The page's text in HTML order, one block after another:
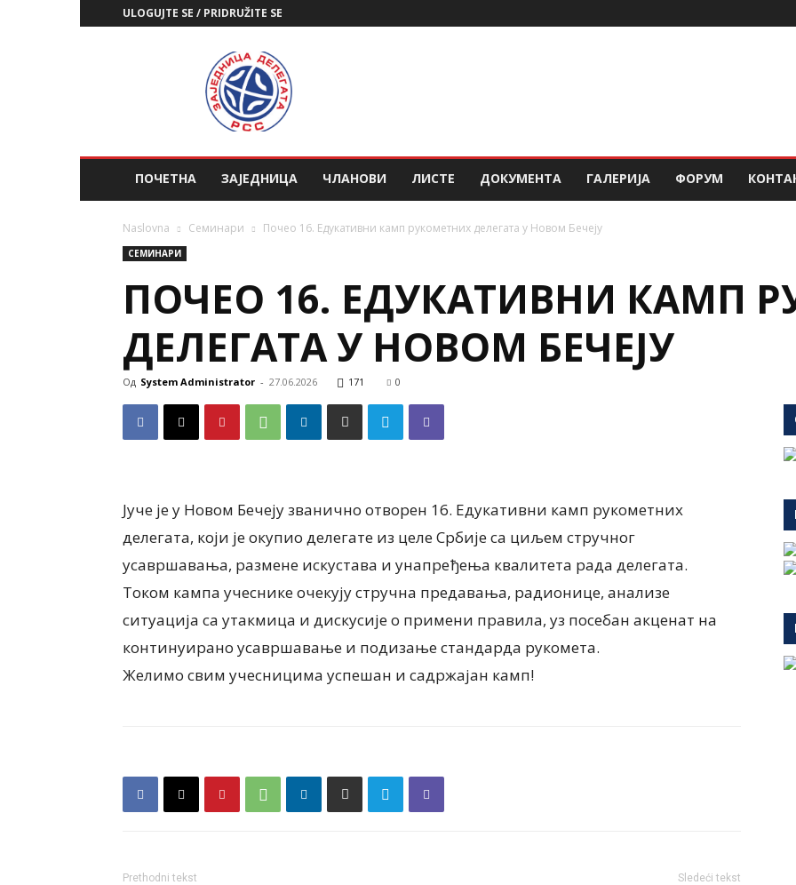
ULOGUJTE SE / PRIDRUŽITE SE
ПОЧЕТНА ЗАЈЕДНИЦА ЧЛАНОВИ ЛИСТЕ ДОКУМЕНТА ГАЛЕРИЈА ФОРУМ
Naslovna Семинари Почео 16. Едукативни камп рукометних делегата у Новом Бечеју
СЕМИНАРИ
ПОЧЕО 16. ЕДУКАТИВНИ КАМП
ДЕЛЕГАТА У НОВОМ БЕЧЕЈУ
Од System Administrator - 27.06.2026 171 0
Јуче је у Новом Бечеју званично отворен 16. Едукативни камп рукометних
делегата, који је окупио делегате из целе Србије са циљем стручног
усавршавања, размене искустава и унапређења квалитета рада делегата.
Током кампа учеснике очекују стручна предавања, радионице, анализе
ситуација са утакмица и дискусије о примени правила, уз посебан акценат на
континуирано усавршавање и подизање стандарда рукомета.
Желимо свим учесницима успешан и садржајан камп!
Prethodni tekst Sledeći tekst